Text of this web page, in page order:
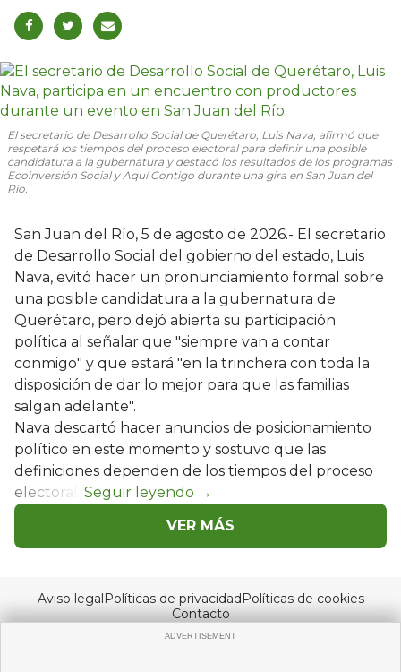
El secretario de Desarrollo Social de Querétaro, Luis Nava, afirmó que
respetará los tiempos del proceso electoral para definir una posible
candidatura a la gubernatura y destacó los resultados de los programas
Ecoinversión Social y Aquí Contigo durante una gira en San Juan del
Río.
San Juan del Río, 5 de agosto de 2026.- El secretario
de Desarrollo Social del gobierno del estado, Luis
Nava, evitó hacer un pronunciamiento formal sobre
una posible candidatura a la gubernatura de
Querétaro, pero dejó abierta su participación
política al señalar que "siempre van a contar
conmigo" y que estará "en la trinchera con toda la
disposición de dar lo mejor para que las familias
salgan adelante".
Nava descartó hacer anuncios de posicionamiento
político en este momento y sostuvo que las
definiciones dependen de los tiempos del proceso
electoral.
VER MÁS
Aviso legalPolíticas de privacidadPolíticas de cookies
Contacto